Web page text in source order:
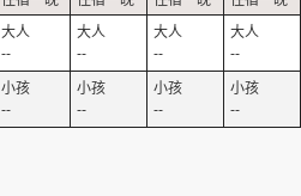
--
--
--
--
--
--
--
--